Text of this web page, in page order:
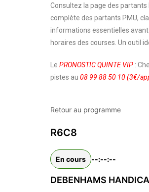
Consultez la page des partants
complète des partants PMU,
informations essentielles
horaires des courses. Un outil
Le PRONOSTIC QUINTE VIP :
pistes au 08 99 88 50 10 (3€/
Retour au programme
R6C8
En cours --:--:--
DEBENHAMS